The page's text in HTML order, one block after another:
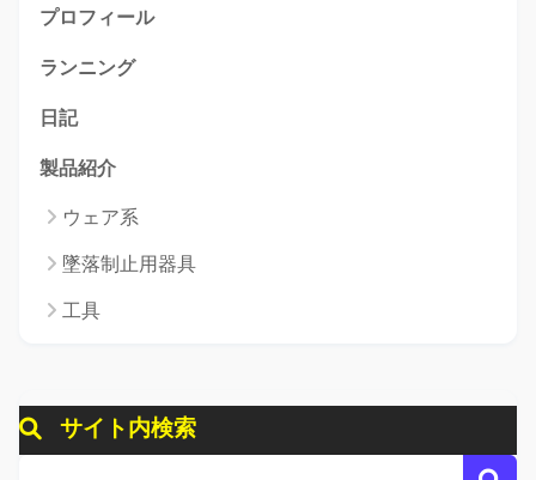
プロフィール
ランニング
日記
製品紹介
ウェア系
墜落制止用器具
工具
サイト内検索